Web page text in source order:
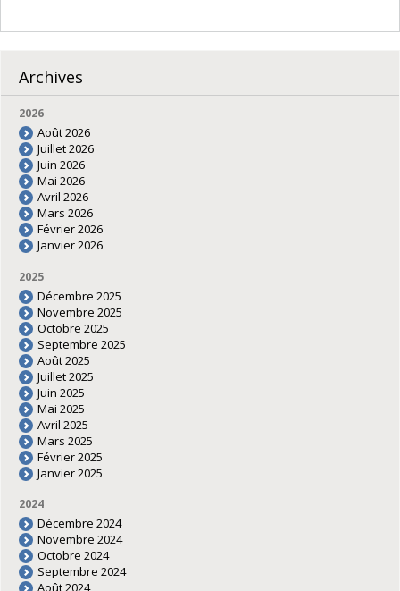
Archives
2026
Août 2026
Juillet 2026
Juin 2026
Mai 2026
Avril 2026
Mars 2026
Février 2026
Janvier 2026
2025
Décembre 2025
Novembre 2025
Octobre 2025
Septembre 2025
Août 2025
Juillet 2025
Juin 2025
Mai 2025
Avril 2025
Mars 2025
Février 2025
Janvier 2025
2024
Décembre 2024
Novembre 2024
Octobre 2024
Septembre 2024
Août 2024